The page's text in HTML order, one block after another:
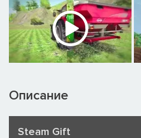
Описание
Steam Gift